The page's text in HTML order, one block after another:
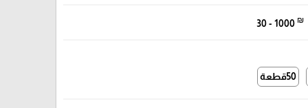
30 - 1000 ₪
50قطعة